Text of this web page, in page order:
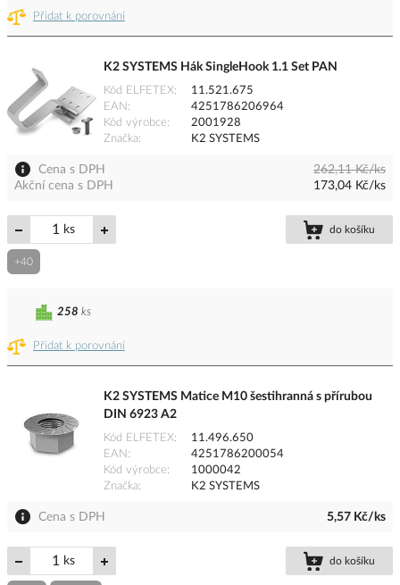
Přidat k porovnání
K2 SYSTEMS Hák SingleHook 1.1 Set PAN
Kód ELFETEX
11.521.675
EAN
4251786206964
Kód výrobce
2001928
Značka
K2 SYSTEMS
Cena s DPH
262,11 Kč/ks
Akční cena s DPH
173,04 Kč/ks
ks do košíku
+40
Přidat k porovnání
258 ks
K2 SYSTEMS Matice M10 šestihranná s přírubou
DIN 6923 A2
Kód ELFETEX
11.496.650
EAN
4251786200054
Kód výrobce
1000042
Značka
K2 SYSTEMS
Cena s DPH 5,57 Kč/ks
ks do košíku